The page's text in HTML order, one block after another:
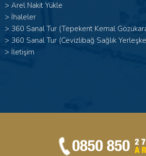
> Arel Nakit Yükle
> İhaleler
> 360 Sanal Tur (Tepekent Kemal
> 360 Sanal Tur (Cevizlibağ Sağlık
> İletişim